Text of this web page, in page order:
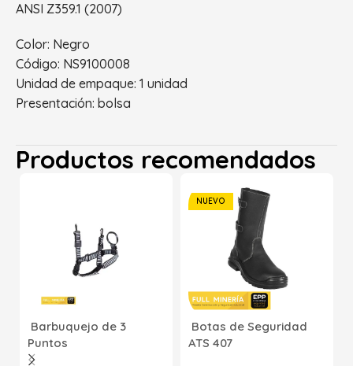
ANSI Z359.1 (2007)
Color: Negro
Código: NS9100008
Unidad de empaque: 1 unidad
Presentación: bolsa
Productos recomendados
Barbuquejo de 3
Puntos
NUEVO
Botas de Seguridad
ATS 407